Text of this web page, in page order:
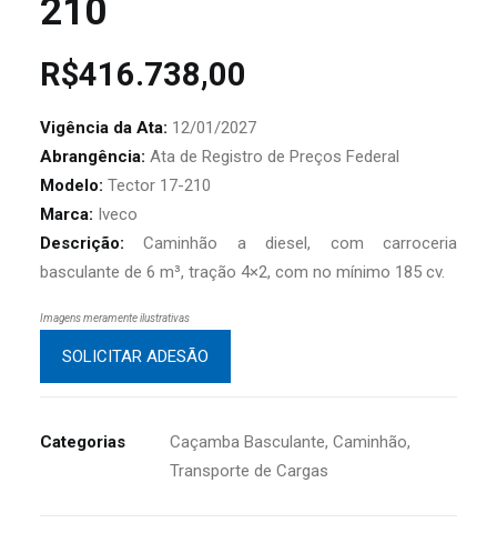
210
R$416.738,00
Vigência da Ata: 12/01/2027
Abrangência: Ata de Registro de Preços Federal
Modelo: Tector 17-210
Marca: Iveco
Descrição: Caminhão a diesel, com carroceria
basculante de 6 m³, tração 4×2, com no mínimo 185 cv.
Imagens meramente ilustrativas
SOLICITAR ADESÃO
Categorias Caçamba Basculante, Caminhão,
Transporte de Cargas